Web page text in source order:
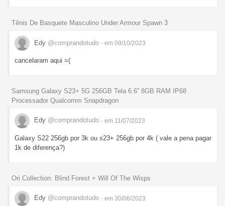
Tênis De Basquete Masculino Under Armour Spawn 3
Edy @comprandotudo - em 09/10/2023
cancelaram aqui =(
Samsung Galaxy S23+ 5G 256GB Tela 6.6'' 8GB RAM IP68
Processador Qualcomm Snapdragon
Edy @comprandotudo - em 11/07/2023
Galaxy S22 256gb por 3k ou s23+ 256gb por 4k ( vale a pena pagar
1k de diferença?)
Ori Collection: Blind Forest + Will Of The Wisps
Edy @comprandotudo - em 30/06/2023